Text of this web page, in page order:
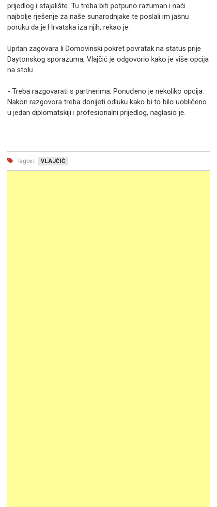
prijedlog i stajalište. Tu treba biti potpuno razuman i naći
najbolje rješenje za naše sunarodnjake te poslali im jasnu
poruku da je Hrvatska iza njih, rekao je.
Upitan zagovara li Domovinski pokret povratak na status prije
Daytonskog sporazuma, Vlajčić je odgovorio kako je više opcija
na stolu.
- Treba razgovarati s partnerima. Ponuđeno je nekoliko opcija.
Nakon razgovora treba donijeti odluku kako bi to bilo uobličeno
u jedan diplomatskiji i profesionalni prijedlog, naglasio je.
Tagovi: VLAJČIĆ